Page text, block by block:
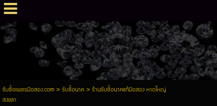
รับซื้อเพชรมือสอง.com> รับซื้อนาค> ร้านรับซื้อนาคแท้มือสอง หาดใหญ่
สงขลา